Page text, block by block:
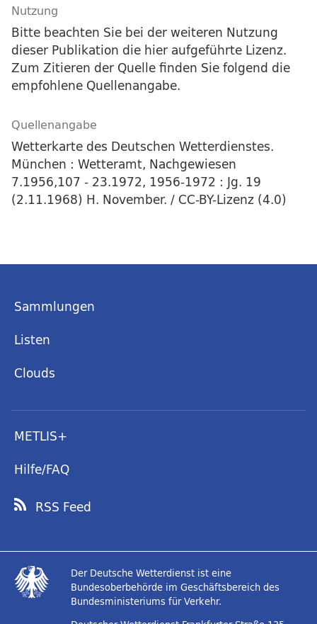
Nutzung
Bitte beachten Sie bei der weiteren Nutzung
dieser Publikation die hier aufgeführte Lizenz.
Zum Zitieren der Quelle finden Sie folgend die
empfohlene Quellenangabe.
Quellenangabe
Wetterkarte des Deutschen Wetterdienstes.
München : Wetteramt, Nachgewiesen
7.1956,107 - 23.1972, 1956-1972 : Jg. 19
(2.11.1968) H. November. / CC-BY-Lizenz (4.0)
Sammlungen
Listen
Clouds
METLIS+
Hilfe/FAQ
RSS Feed
Der Deutsche Wetterdienst ist eine
Bundesoberbehörde im Geschäftsbereich des
Bundesministeriums für Verkehr.